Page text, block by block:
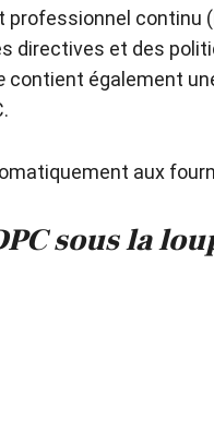
continu
directives et des
contient également
aux
sous la